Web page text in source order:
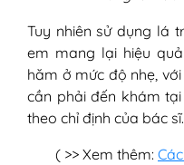
Tuy nhiên sử dụng lá
em mang lại hiệu
hăm ở mức độ nhẹ,
cần phải đến khám
theo chỉ định của bác sĩ.
( >> Xem thêm: